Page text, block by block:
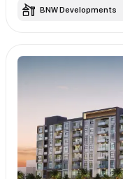
BNW Developments